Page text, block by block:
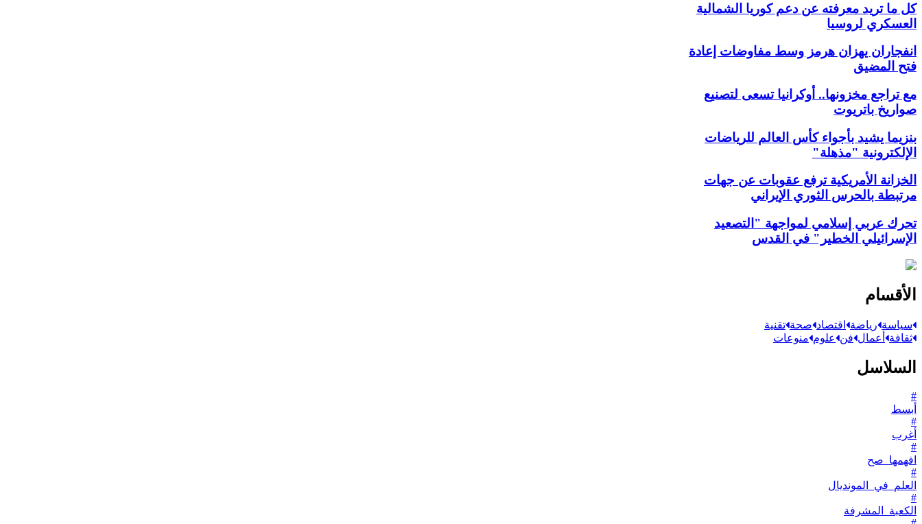
كل ما تريد معرفته عن دعم كوريا الشمالية
العسكري لروسيا
انفجاران يهزان هرمز وسط مفاوضات إعادة
فتح المضيق
مع تراجع مخزونها.. أوكرانيا تسعى لتصنيع
صواريخ باتريوت
بنزيما يشيد بأجواء كأس العالم للرياضات
الإلكترونية "مذهلة"
الخزانة الأمريكية ترفع عقوبات عن جهات
مرتبطة بالحرس الثوري الإيراني
تحرك عربي إسلامي لمواجهة "التصعيد
الإسرائيلي الخطير" في القدس
الأقسام
سياسة رياضة اقتصاد صحة تقنية
ثقافة
أعمال فن علوم منوعات
السلاسل
#
أبسط
#
أغرب
#
افهمها_صح
#
العلم_في_المونديال
#
الكعبة_المشرفة